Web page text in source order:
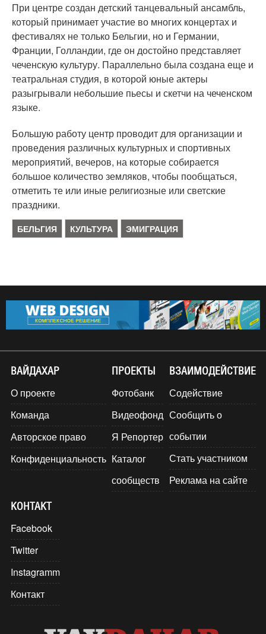
При центре создан детский танцевальный ансамбль,
который принимает участие во многих концертах и
фестивалях не только Бельгии, но и Германии,
Франции, Голландии, где он достойно представляет
чеченскую культуру. Параллельно была создана еще и
театральная студия, в которой юные актеры
разыгрывали небольшие пьесы и скетчи на чеченском
языке.
Большую работу центр проводит для организации и
проведения различных культурных и спортивных
мероприятий, вечеров, на которые собирается
большое количество земляков, чтобы пообщаться,
отметить те или иные религиозные или светские
праздники.
БЕЛЬГИЯ КУЛЬТУРА ЭМИГРАЦИЯ
ВАЙДАХАР
О проекте
Команда
Авторское право
Конфиденциальность
ПРОЕКТЫ
Фотобанк
Видеофонд
Я Репортер
Каталог
сообществ
ВЗАИМОДЕЙСТВИЕ
Содействие
Сообщить о
событии
Стать участником
Реклама на сайте
КОНТАКТ
Facebook
Twitter
Instagramm
Контакт